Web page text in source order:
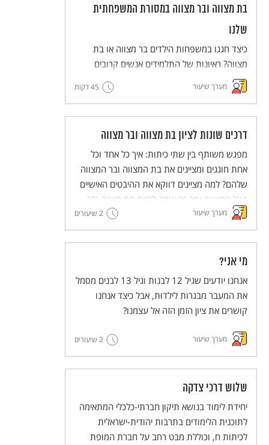
למורים).
בת מצווה ובר מצווה במסורת המשפחתית
שלנו
כיצד חגגו במשפחות הילדים בר מצווה או בת
מצווה? ראיונות של התלמידים אנשים קרובים
אליהם יסייעו לנו להרחיב ולהכיר את הדרכים
השונות לציון החגיגה ואת הדמיון וההבדל בינם
מערך שיעור 45 דקות
דרכים שונות לציון בת מצווה ובר מצווה
מפגש משותף בין שתי כיתות: איך כל אחד וכל
אחת חוגגים ומציינים את בת המצווה ובר המצווה
שלהם? למה מציינים דווקא את ההיבטים האישיים
בגיל המצוות ומה זה אומר להיות בת מצווה ובר
מצווה בימינו ובעבר?
מערך שיעור 2 שיעורים
מי אני?
אנחנו יודעים שגיל 12 לבנות וגיל 13 לבנים מסמל
את המעבר מבגרות לילדוּת, אבל כיצד אנחנו
קושרים את ציון הזמן הזה אל עצמנו?
מערך שיעור 2 שיעורים
שלוש דרכי צדקה
יחידת לימוד בנושא תיקון חברתי-כלכלי המתאימה
לתוכנית הלימודים בתרבות יהודית-ישראלית
לכיתות ח, וכוללת מבט רחב על חברת המופת